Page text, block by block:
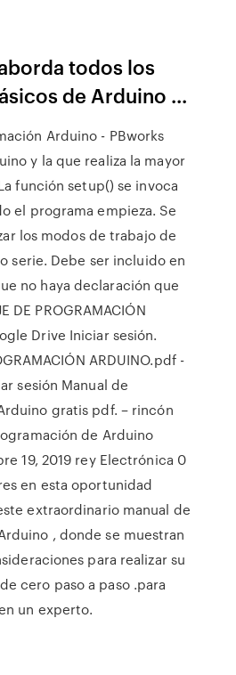
todos los
de Arduino ...
Arduino - PBworks
y la que realiza la mayor
función setup() se invoca
el programa empieza. Se
los modos de trabajo de
serie. Debe ser incluido en
no haya declaración que
DE PROGRAMACIÓN
Drive Iniciar sesión.
ARDUINO.pdf -
sesión Manual de
gratis pdf. – rincón
de Arduino
19, 2019 rey Electrónica 0
en esta oportunidad
extraordinario manual de
, donde se muestran
para realizar su
cero paso a paso .para
un experto.